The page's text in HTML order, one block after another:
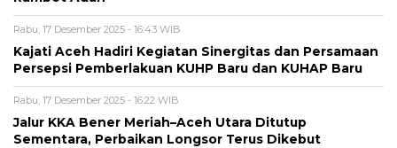
Rabu, 17 Desember 2025 - 16:43 WIB
Kajati Aceh Hadiri Kegiatan Sinergitas dan Persamaan
Persepsi Pemberlakuan KUHP Baru dan KUHAP Baru
Rabu, 17 Desember 2025 - 16:22 WIB
Jalur KKA Bener Meriah–Aceh Utara Ditutup
Sementara, Perbaikan Longsor Terus Dikebut